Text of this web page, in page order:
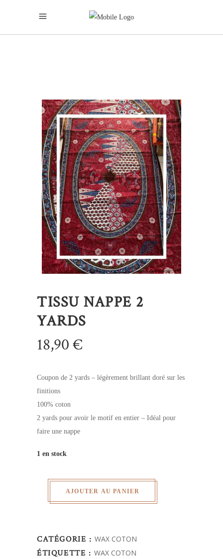
TISSU NAPPE 2
YARDS
18,90€
Coupon de 2 yards – légèrement brillant doré sur les
finitions
100% coton
2 yards pour avoir le motif en entier – Idéal pour
faire une nappe
1 en stock
AJOUTER AU PANIER
CATÉGORIE :WAX COTON
ÉTIQUETTE :WAX COTON